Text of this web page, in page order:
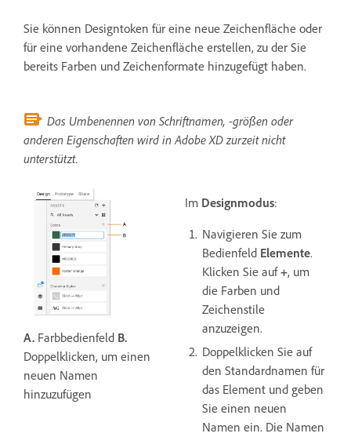
Sie können Designtoken für eine neue Zeichenfläche oder
für eine vorhandene Zeichenfläche erstellen, zu der Sie
bereits Farben und Zeichenformate hinzugefügt haben.
Das Umbenennen von Schriftnamen, -größen oder
anderen Eigenschaften wird in Adobe XD zurzeit nicht
unterstützt.
A. Farbbedienfeld B.
Doppelklicken, um einen
neuen Namen
hinzuzufügen
Im Designmodus:
Navigieren Sie zum
Bedienfeld Elemente.
Klicken Sie auf+, um
die Farben und
Zeichenstile
anzuzeigen.
Doppelklicken Sie auf
den Standardnamen für
das Element und geben
Sie einen neuen
Namen ein. Die Namen